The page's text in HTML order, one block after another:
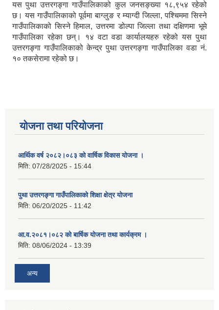
यस पुथा उत्तरगङ्गा गाउँपालिकाको कुल जनसङ्ख्या १८,९५४ रहेको
छ। यस गाउँपालिकाको पूर्वमा बाग्लुङ र म्याग्दी जिल्ला, पश्चिममा सिस्ने
गाउँपालिकाको सिस्ने हिमाल, उत्तरमा डोल्पा जिल्ला तथा दक्षिणमा भूमे
गाउँपालिका रहेका छन्। १४ वटा वडा कार्यालयहरु रहेको यस पुथा
उत्तरगङ्गा गाउँपालिकाको केन्द्र पुथा उत्तरगङ्गा गाउँपालिका वडा नं.
१० तकसेरामा रहेको छ।
योजना तथा परियोजना
आर्थिक वर्ष २०८२।०८३ को वार्षिक विकास योजना ।
मिति: 07/28/2025 - 15:44
पुथा उत्तरगङ्गा गाउँपालिकाको शिक्षा क्षेत्र योजना
मिति: 06/20/2025 - 11:42
आ.व.२०८१।०८२ को बार्षिक योजना तथा कार्यक्रम ।
मिति: 08/06/2024 - 13:39
अन्य